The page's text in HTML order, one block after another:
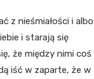
z nieśmiałości i albo
i starają się
że między nimi coś
iść w zaparte, że w